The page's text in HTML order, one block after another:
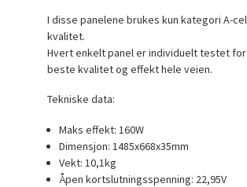
I disse panelene brukes kun kategori A-
kvalitet.
Hvert enkelt panel er individuelt testet
beste kvalitet og effekt hele veien.
Tekniske data:
Maks effekt: 160W
Dimensjon: 1485x668x35mm
Vekt: 10,1kg
Åpen kortslutningsspenning: 22,95V